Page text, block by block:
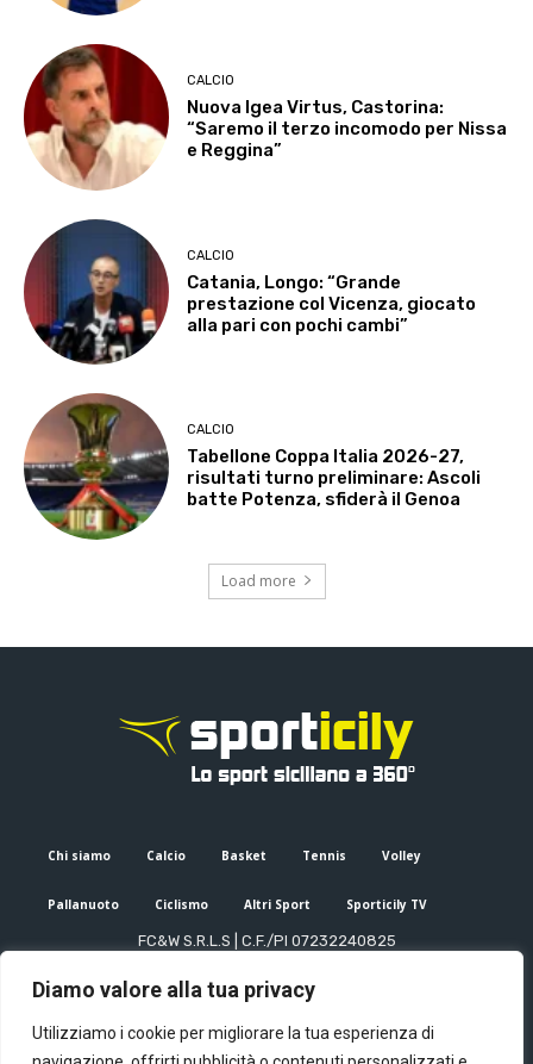
Diamo valore alla tua privacy
Utilizziamo i cookie per migliorare la tua esperienza di
CALCIO
Nuova Igea Virtus, Castorina:
“Saremo il terzo incomodo per Nissa
e Reggina”
CALCIO
Catania, Longo: “Grande
prestazione col Vicenza, giocato
alla pari con pochi cambi”
CALCIO
Tabellone Coppa Italia 2026-27,
risultati turno preliminare: Ascoli
batte Potenza, sfiderà il Genoa
Load more
Chi siamo Calcio Basket Tennis Volley
Pallanuoto Ciclismo Altri Sport Sporticily TV
FC&W S.R.L.S | C.F./PI 07232240825
Editore e direttore responsabile: Francesco Cammuca | Registro
Mail: info@sporticily.it| Telefono:+39 371 788 7216